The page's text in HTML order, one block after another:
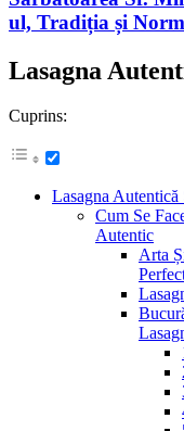
ul, Tradiția și
Lasagna
Cuprins:
Lasagna Autentică
Cum Se
Autentic
Arta